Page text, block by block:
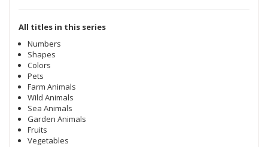
All titles in this series
Numbers
Shapes
Colors
Pets
Farm Animals
Wild Animals
Sea Animals
Garden Animals
Fruits
Vegetables